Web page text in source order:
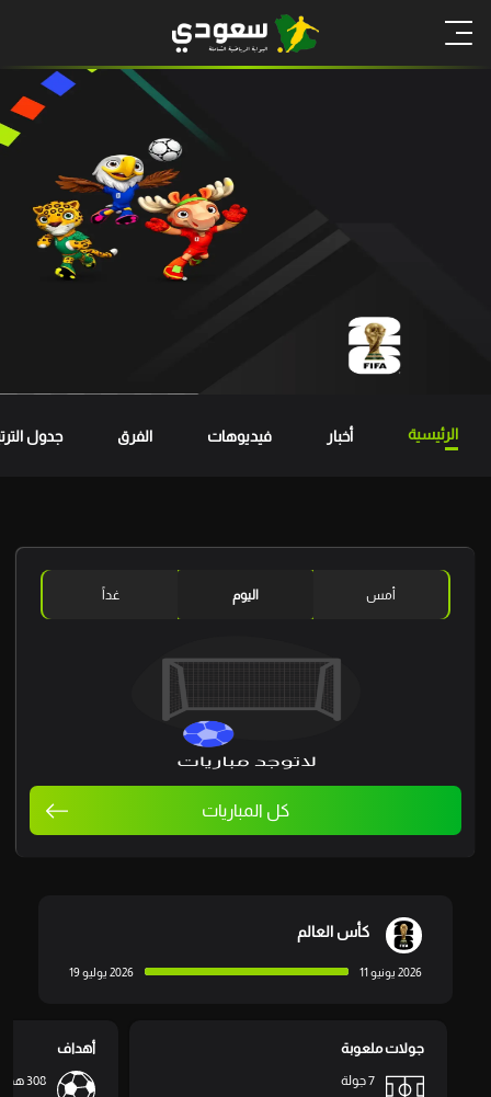
الرئيسية أخبار فيديوهات الفرق جدول
أمس اليوم غداً
كل المباريات
كأس العالم
2026 يونيو 11 2026 يوليو 19
جولات ملعوبة
7 جولة
أهداف
308 هدف